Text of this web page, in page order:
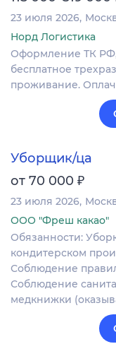
23 июля 2026
Норд Логистика
Оформление ТК РФ,
бесплатное
проживание.
Уборщик/ца
от 70 000 ₽
23 июля 2026
ООО "Фреш какао"
Обязанности:
кондитерском
Соблюдение
Соблюдение
медкнижки